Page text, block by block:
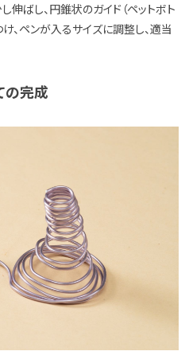
伸ばし、円錐状のガイド（ペットボト
、ペンが入るサイズに調整し、適当
の完成